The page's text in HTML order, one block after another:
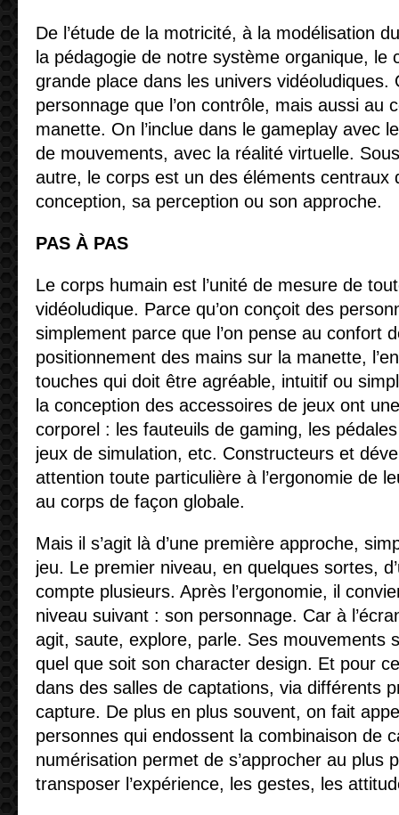
De l’étude de la motricité, à la modélisation
la pédagogie de notre système organique, le
grande place dans les univers vidéoludiques.
personnage que l’on contrôle, mais aussi au
manette. On l’inclue dans le gameplay avec
de mouvements, avec la réalité virtuelle.
autre, le corps est un des éléments centraux
conception, sa perception ou son approche.
PAS À PAS
Le corps humain est l’unité de mesure de
vidéoludique. Parce qu’on conçoit des
simplement parce que l’on pense au confort
positionnement des mains sur la manette,
touches qui doit être agréable, intuitif ou
la conception des accessoires de jeux ont
corporel : les fauteuils de gaming, les
jeux de simulation, etc. Constructeurs et
attention toute particulière à l’ergonomie de
au corps de façon globale.
Mais il s’agit là d’une première approche,
jeu. Le premier niveau, en quelques sortes,
compte plusieurs. Après l’ergonomie, il
niveau suivant : son personnage. Car à
agit, saute, explore, parle. Ses mouvements
quel que soit son character design. Et pour
dans des salles de captations, via différents
capture. De plus en plus souvent, on fait
personnes qui endossent la combinaison de
numérisation permet de s’approcher au plus
transposer l’expérience, les gestes, les